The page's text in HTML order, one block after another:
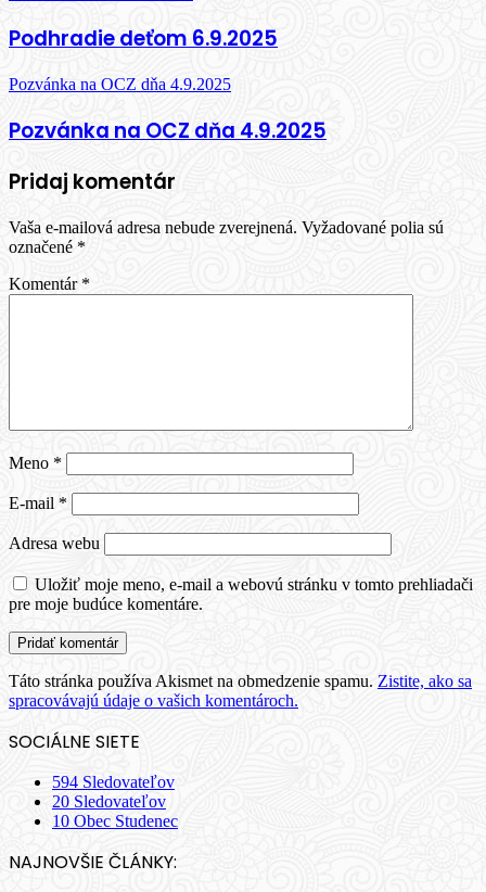
Podhradie deťom 6.9.2025
Pozvánka na OCZ dňa 4.9.2025
Pozvánka na OCZ dňa 4.9.2025
Pridaj komentár
Vaša e-mailová adresa nebude zverejnená. Vyžadované polia sú
označené *
Komentár *
Meno *
E-mail *
Adresa webu
Uložiť moje meno, e-mail a webovú stránku v tomto prehliadači
pre moje budúce komentáre.
Táto stránka používa Akismet na obmedzenie spamu. Zistite, ako sa
spracovávajú údaje o vašich komentároch.
SOCIÁLNE SIETE
594 Sledovateľov
20 Sledovateľov
10 Obec Studenec
NAJNOVŠIE ČLÁNKY: